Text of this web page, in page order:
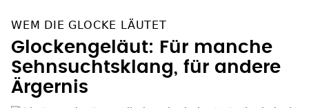
WEM DIE GLOCKE LÄUTET
Glockengeläut: Für manche
Sehnsuchtsklang, für andere
Ärgernis